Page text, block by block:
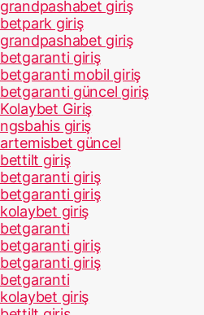
grandpashabet giriş
betpark giriş
grandpashabet giriş
betgaranti giriş
betgaranti mobil giriş
betgaranti güncel giriş
Kolaybet Giriş
ngsbahis giriş
artemisbet güncel
bettilt giriş
betgaranti giriş
betgaranti giriş
kolaybet giriş
betgaranti
betgaranti giriş
betgaranti giriş
betgaranti
kolaybet giriş